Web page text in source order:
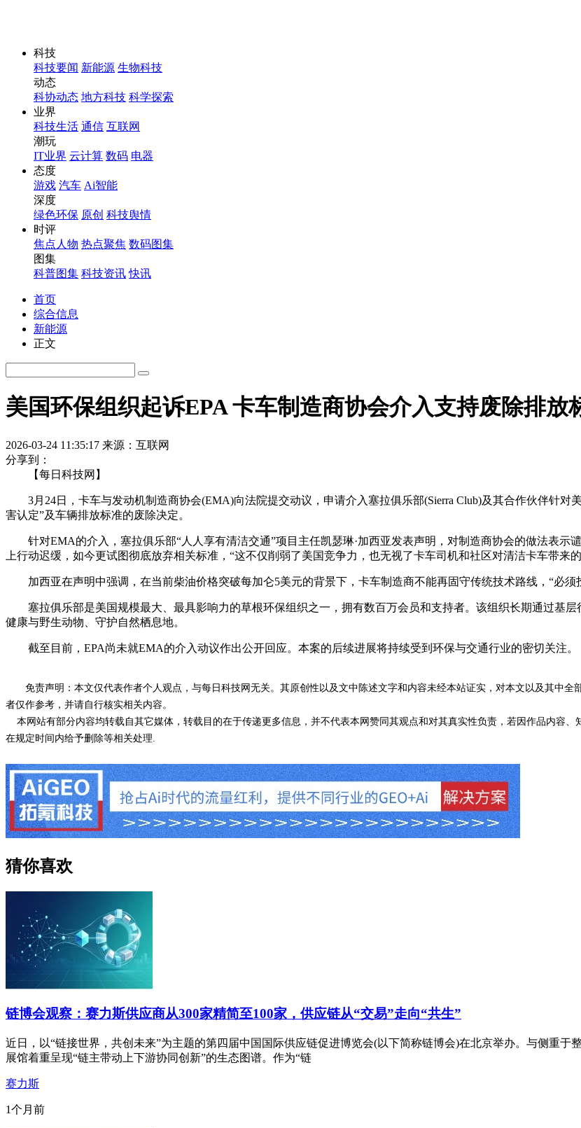
科技
科技要闻 新能源 生物科技
动态
科协动态 地方科技 科学探索
业界
科技生活 通信 互联网
潮玩
IT业界 云计算 数码 电器
态度
游戏 汽车 Ai智能
深度
绿色环保 原创 科技舆情
时评
焦点人物 热点聚焦 数码图集
图集
科普图集 科技资讯 快讯
首页
综合信息
新能源
正文
美国环保组织起诉EPA 卡车制造商协会介入支持废除排放
2026-03-24 11:35:17 来源：互联网
分享到：
【每日科技网】
3月24日，卡车与发动机制造商协会(EMA)向法院提交动议，申请介入塞拉俱乐部(Sierra Club)及其合作伙伴针对
害认定”及车辆排放标准的废除决定。
针对EMA的介入，塞拉俱乐部“人人享有清洁交通”项目主任凯瑟琳·加西亚发表声明，对制造商协会的做法表示
上行动迟缓，如今更试图彻底放弃相关标准，“这不仅削弱了美国竞争力，也无视了卡车司机和社区对清洁卡车带来
加西亚在声明中强调，在当前柴油价格突破每加仑5美元的背景下，卡车制造商不能再固守传统技术路线，“必须
塞拉俱乐部是美国规模最大、最具影响力的草根环保组织之一，拥有数百万会员和支持者。该组织长期通过基层
健康与野生动物、守护自然栖息地。
截至目前，EPA尚未就EMA的介入动议作出公开回应。本案的后续进展将持续受到环保与交通行业的密切关注。
免责声明：本文仅代表作者个人观点，与每日科技网无关。其原创性以及文中陈述文字和内容未经本站证实，对本文以及其中
者仅作参考，并请自行核实相关内容。
本网站有部分内容均转载自其它媒体，转载目的在于传递更多信息，并不代表本网赞同其观点和对其真实性负责，若因作品内容
在规定时间内给予删除等相关处理.
猜你喜欢
链博会观察：赛力斯供应商从300家精简至100家，供应链从“交易”走向“共生”
近日，以“链接世界，共创未来”为主题的第四届中国国际供应链促进博览会(以下简称链博会)在北京举办。与侧重于
展馆着重呈现“链主带动上下游协同创新”的生态图谱。作为“链
赛力斯
1个月前